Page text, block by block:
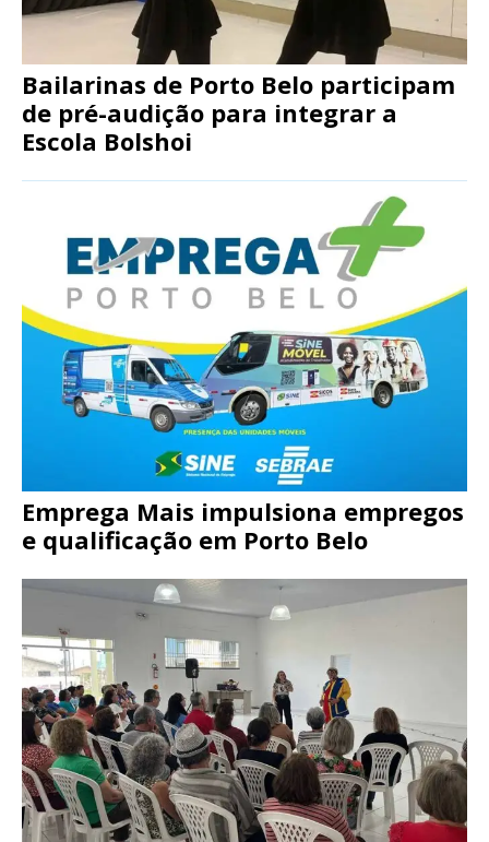
Bailarinas de Porto Belo participam
de pré-audição para integrar a
Escola Bolshoi
Emprega Mais impulsiona empregos
e qualificação em Porto Belo